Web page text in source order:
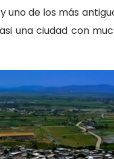
de los más
una ciudad con